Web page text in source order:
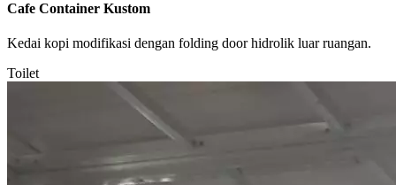
Cafe Container Kustom
Kedai kopi modifikasi dengan folding door hidrolik luar ruangan.
Toilet